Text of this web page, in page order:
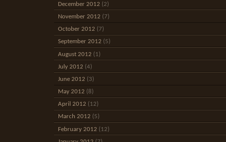
December 2012 (2)
November 2012 (7)
October 2012 (7)
September 2012 (5)
August 2012 (1)
July 2012 (4)
June 2012 (3)
May 2012 (8)
April 2012 (12)
March 2012 (5)
February 2012 (12)